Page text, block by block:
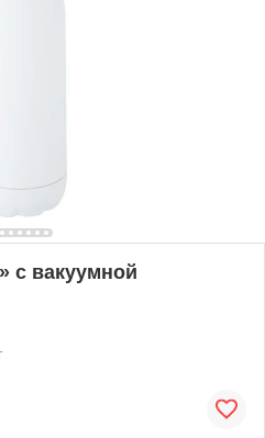
с вакуумной